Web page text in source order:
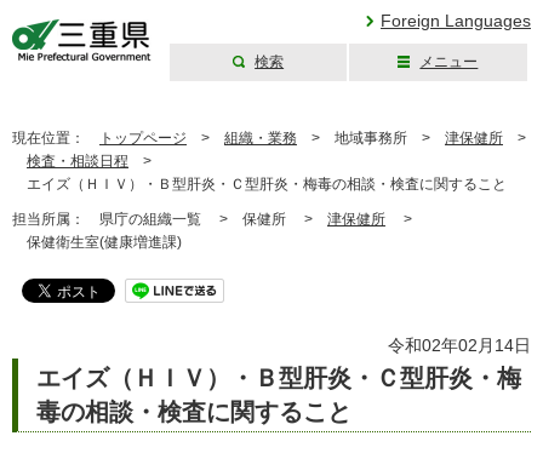
Foreign Languages
検索 メニュー
現在位置： トップページ > 組織・業務 > 地域事務所 > 津保健所 >
検査・相談日程 >
エイズ（ＨＩＶ）・Ｂ型肝炎・Ｃ型肝炎・梅毒の相談・検査に関すること
担当所属： 県庁の組織一覧 > 保健所 > 津保健所 >
保健衛生室(健康増進課)
令和02年02月14日
エイズ（ＨＩＶ）・Ｂ型肝炎・Ｃ型肝炎・梅
毒の相談・検査に関すること